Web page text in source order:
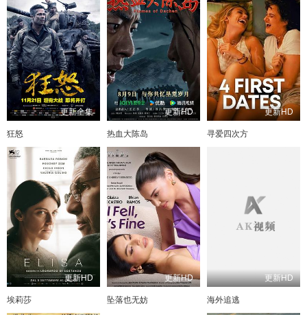
更新全集
狂怒
更新HD
热血大陈岛
更新HD
寻爱四次方
更新HD
埃莉莎
更新HD
坠落也无妨
更新HD
海外追逃